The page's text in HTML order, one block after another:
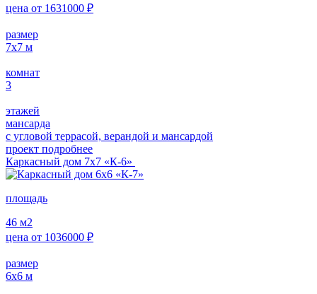
цена от 1631000 ₽
размер
7х7 м
комнат
3
этажей
мансарда
с угловой террасой, верандой и мансардой
проект подробнее
Каркасный дом 7х7 «К-6»
площадь
46 м2
цена от 1036000 ₽
размер
6х6 м